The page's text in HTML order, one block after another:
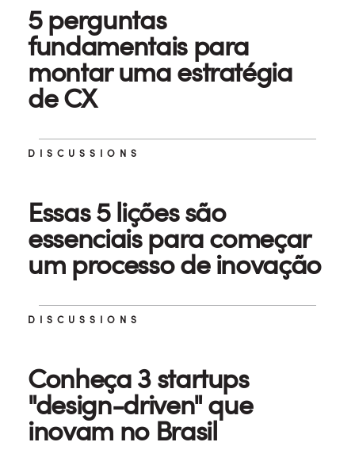
5 perguntas
fundamentais para
montar uma estratégia
de CX
DISCUSSIONS
Essas 5 lições são
essenciais para começar
um processo de inovação
DISCUSSIONS
Conheça 3 startups
"design-driven" que
inovam no Brasil